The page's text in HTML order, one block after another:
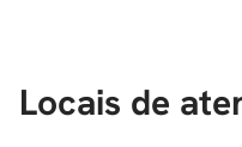
Locais de